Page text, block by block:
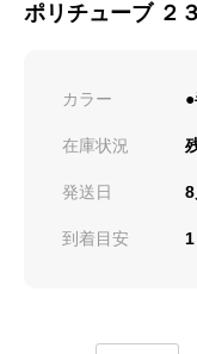
ポリチューブ ２
カラー
在庫状況
発送日
到着目安